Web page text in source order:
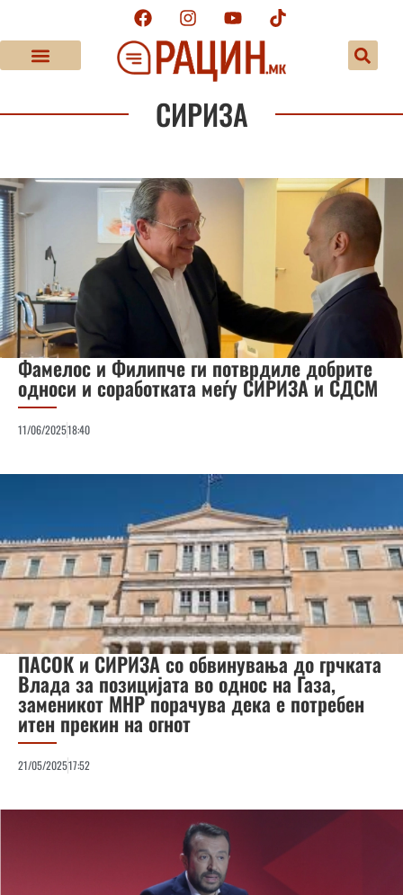
СИРИЗА
Фамелос и Филипче ги потврдиле добрите
односи и соработката меѓу СИРИЗА и СДСМ
11/06/202518:40
ПАСОК и СИРИЗА со обвинувања до грчката
Влада за позицијата во однос на Газа,
заменикот МНР порачува дека е потребен
итен прекин на огнот
21/05/202517:52